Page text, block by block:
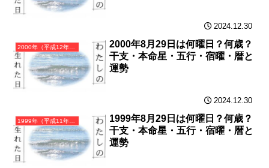
2024.12.30
2000年（平成12年）庚辰（かのえたつ）・辰年（たつ年）カレンダー（月曜はじまり）
2000年8月29日は何曜日？何歳？
干支・本命星・五行・宿曜・暦と
運勢
2024.12.30
1999年（平成11年）己卯（つちのとう）・卯年（うさぎ年）カレンダー（月曜はじまり）
1999年8月29日は何曜日？何歳？
干支・本命星・五行・宿曜・暦と
運勢